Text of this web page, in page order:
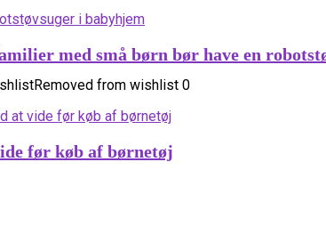
med små børn bør have en
Removed from wishlist 0
før køb af børnetøj